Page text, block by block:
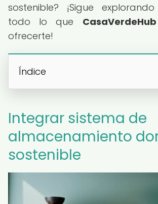
sostenible? ¡Sigue
todo lo que CasaVerdeHub
ofrecerte!
Índice
Integrar sistema de
almacenamiento
sostenible